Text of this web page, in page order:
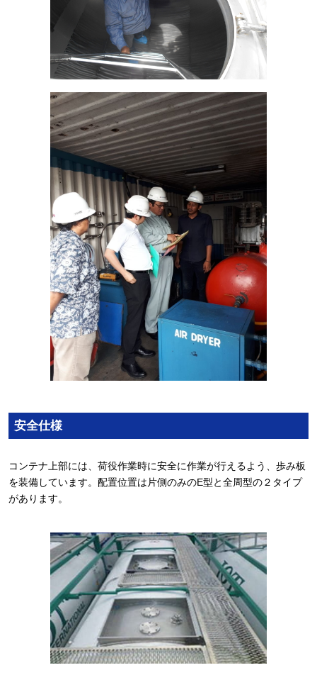
安全仕様
コンテナ上部には、荷役作業時に安全に作業が行えるよう、歩み板
を装備しています。配置位置は片側のみのE型と全周型の２タイプ
があります。